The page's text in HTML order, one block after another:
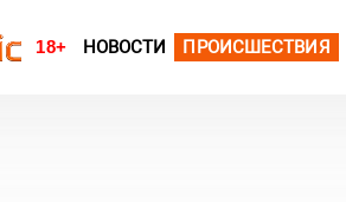
18+ НОВОСТИ ПРОИСШЕСТВИЯ